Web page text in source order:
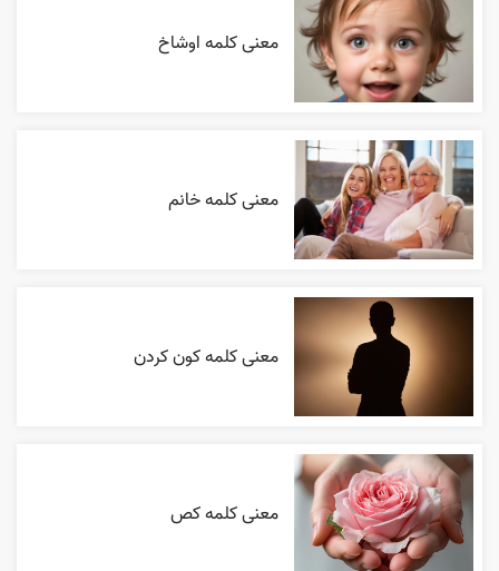
معنی کلمه اوشاخ
معنی کلمه خانم
معنی کلمه کون کردن
معنی کلمه کص